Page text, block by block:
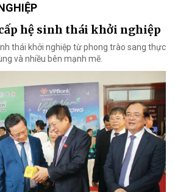
hệ sinh thái khởi nghiệp
thái khởi nghiệp từ phong trào sang thực
và nhiều bên mạnh mẽ.